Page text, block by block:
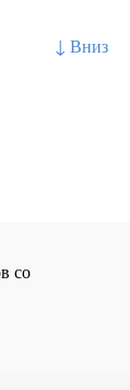
↓ Вниз
со